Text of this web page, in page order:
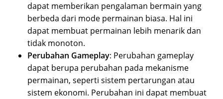
dapat memberikan pengalaman bermain yang
berbeda dari mode permainan biasa. Hal ini
dapat membuat permainan lebih menarik dan
tidak monoton.
Perubahan Gameplay: Perubahan gameplay
dapat berupa perubahan pada mekanisme
permainan, seperti sistem pertarungan atau
sistem ekonomi. Perubahan ini dapat membuat